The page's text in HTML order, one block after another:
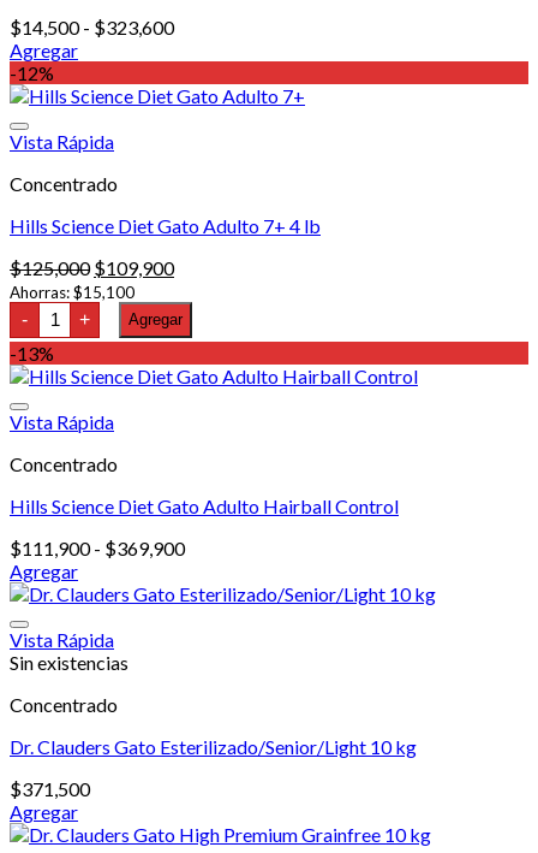
$14,500 - $323,600Rango
desde
Agregar
Este
producto
múltiples
Las
se
elegir
en
la
página
de
producto
-12%
Vista Rápida
Concentrado
Hills Science Diet Gato Adulto 7+ 4 lb
$125,000 El
precio
original
era:
$109,900El
actual
es:
Ahorras:$15,100
- Hills
Science
Diet
Gato
Adulto
4
cantidad
+ Agregar
-13%
Vista Rápida
Concentrado
Hills Science Diet Gato Adulto Hairball Control
$111,900 - $369,900Rango
precios:
Agregar
Este
tiene
múltiples
Las
se
elegir
en
la
Vista Rápida
Sin existencias
Concentrado
Dr. Clauders Gato Esterilizado/Senior/Light 10 kg
$371,500
Agregar